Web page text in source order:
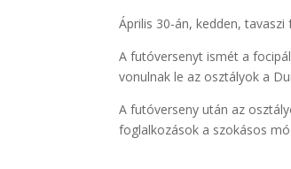
Április 30-án, kedden,
A futóversenyt ismét a
vonulnak le az osztályok a
A futóverseny után az
foglalkozások a szokásos